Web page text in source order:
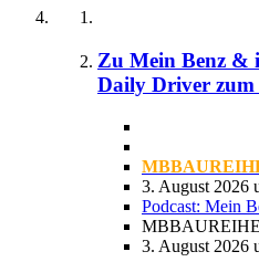
Zu Mein Benz &
Daily Driver
3. August 2026
Podcast: Mein
3. August 2026